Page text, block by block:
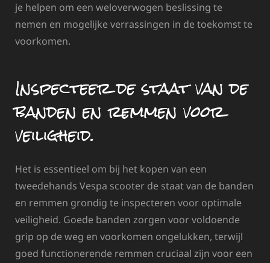
je helpen om een weloverwogen beslissing te
nemen en mogelijke verrassingen in de toekomst te
voorkomen.
Inspecteer de staat van de
banden en remmen voor
veiligheid.
Het is essentieel om bij het kopen van een
tweedehands Vespa scooter de staat van de banden
en remmen grondig te inspecteren voor optimale
veiligheid. Goede banden zorgen voor voldoende
grip op de weg en voorkomen ongelukken, terwijl
goed functionerende remmen cruciaal zijn voor een